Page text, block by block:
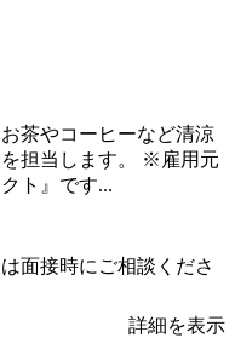
茶やコーヒーなど清涼
担当します。 ※雇用元
ト』です...
面接時にご相談くださ
詳細を表示